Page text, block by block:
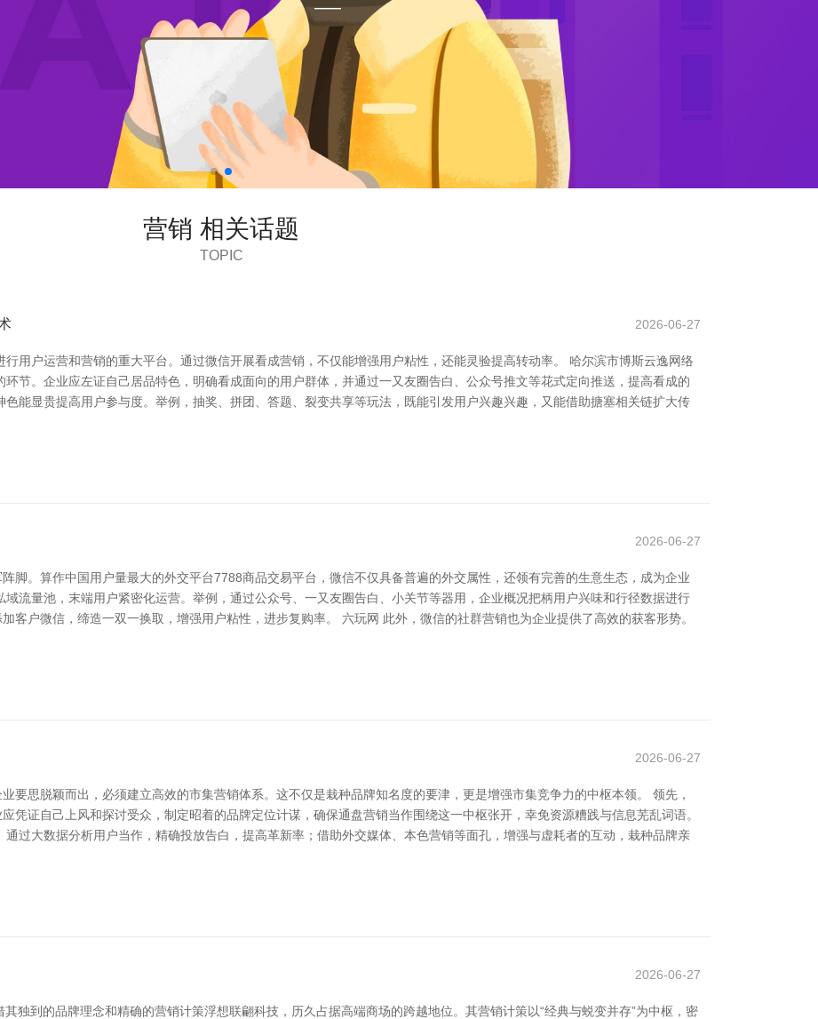
营销 相关话题
TOPIC
2026-06-27
用户运营和营销的重大平台。通过微信开展看成营销，不仅能增强用户粘性，还能灵验提高转动率。 哈尔滨市博斯云逸网络
节。企业应左证自己居品特色，明确看成面向的用户群体，并通过一又友圈告白、公众号推文等花式定向推送，提高看成的
能显贵提高用户参与度。举例，抽奖、拼团、答题、裂变共享等玩法，既能引发用户兴趣兴趣，又能借助搪塞相关链扩大传
2026-06-27
脚。算作中国用户量最大的外交平台7788商品交易平台，微信不仅具备普遍的外交属性，还领有完善的生意生态，成为企业
流量池，末端用户紧密化运营。举例，通过公众号、一又友圈告白、小关节等器用，企业概况把柄用户兴味和行径数据进行
客户微信，缔造一双一换取，增强用户粘性，进步复购率。 六玩网 此外，微信的社群营销也为企业提供了高效的获客形势。
2026-06-27
要思脱颖而出，必须建立高效的市集营销体系。这不仅是栽种品牌知名度的要津，更是增强市集竞争力的中枢本领。 领先，
凭证自己上风和探讨受众，制定昭着的品牌定位计谋，确保通盘营销当作围绕这一中枢张开，幸免资源糟践与信息芜乱词语。
过大数据分析用户当作，精确投放告白，提高革新率；借助外交媒体、本色营销等面孔，增强与虚耗者的互动，栽种品牌亲
2026-06-27
独到的品牌理念和精确的营销计策浮想联翩科技，历久占据高端商场的跨越地位。其营销计策以“经典与蜕变并存”为中枢，密